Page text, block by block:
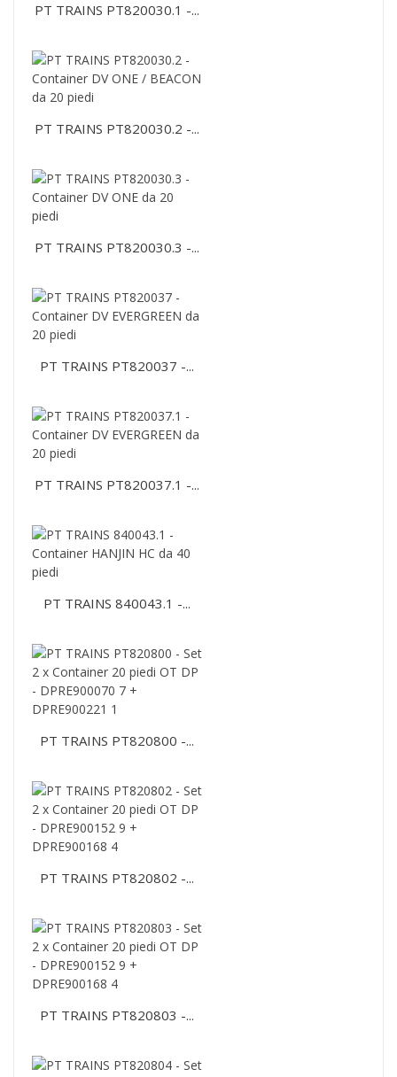
PT TRAINS PT820030.1 -...
PT TRAINS PT820030.2 -...
PT TRAINS PT820030.3 -...
PT TRAINS PT820037 -...
PT TRAINS PT820037.1 -...
PT TRAINS 840043.1 -...
PT TRAINS PT820800 -...
PT TRAINS PT820802 -...
PT TRAINS PT820803 -...